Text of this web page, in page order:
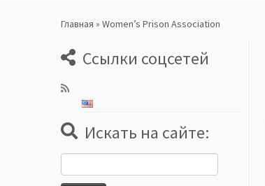
Главная » Women’s Prison Association
Ссылки соцсетей
Искать на сайте: